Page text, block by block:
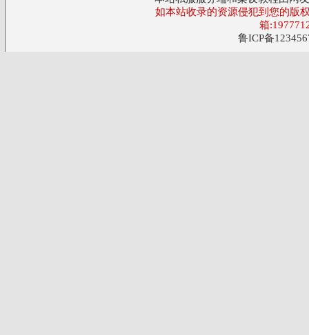
如本站收录的资源侵犯到您的版
箱
鲁ICP备